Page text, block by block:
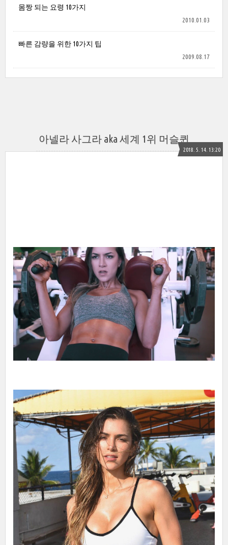
몸짱 되는 요령 10가지
2010.01.03
빠른 감량을 위한 10가지 팁
2009.08.17
아넬라 사그라 aka 세계 1위 머슬퀸
2018. 5. 14. 13:20